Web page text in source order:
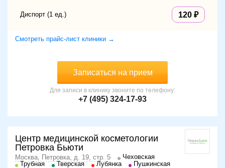
Диспорт (1 ед.) 120
Смотреть прайс-лист клиники →
Записаться на прием
Для записи в клинику звоните по телефону:
+7 (495) 324-17-93
Центр медицинской косметологии
Петровка Бьюти
Москва, Петровка, д. 19, стр. 5
Чеховская
Трубная
Тверская Лубянка Пушкинская